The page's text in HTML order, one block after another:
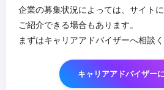
企業の募集状況によっては、サイト
ご紹介できる場合もあります。
まずはキャリアアドバイザーへ相談く
キャリアアドバイザー